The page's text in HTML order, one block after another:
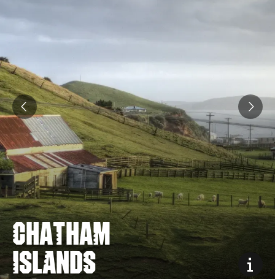
CHATHAM
ISLANDS